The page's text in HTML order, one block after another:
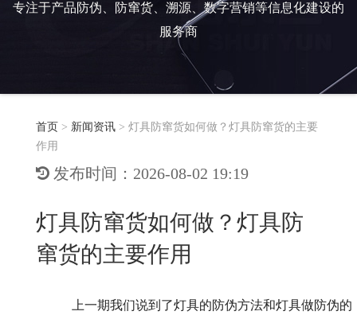
签 营
慧
行
专注于产品防伪、防窜货、溯源、数字营销等信息化建设的
服务商
首页 > 新闻资讯> 灯具防窜货如何做？灯具防窜货的主要
作用
发布时间：2026-08-02 19:19
灯具防窜货如何做？灯具防
窜货的主要作用
上一期我们说到了灯具的防伪方法和灯具做防伪的